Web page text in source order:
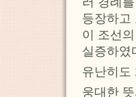
등장하고
이 조선
실증하였
유난히도
웅대한